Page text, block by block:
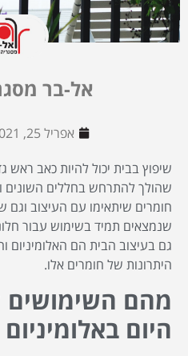
אל-בר
אפריל 25, 2021
שיפוץ בבית יכול להיות כאב ראש
שהולך להתרחש בחללים השונים
חומרים שיתאימו עם העיצוב וגם
שנמצאים תמיד בשימוש עבור
גם בעיצוב הבית הם
היתרונות של חומרים אלו.
מהם השימושים
היום